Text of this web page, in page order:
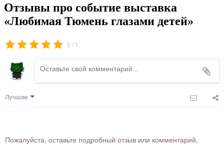
Отзывы про событие выставка
«Любимая Тюмень глазами детей»
5 / 1
Лучшие
Пожалуйста, оставьте подробный отзыв или комментарий,